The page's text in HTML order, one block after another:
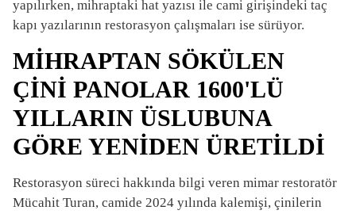
yapılırken, mihraptaki hat yazısı ile cami girişindeki taç
kapı yazılarının restorasyon çalışmaları ise sürüyor.
MİHRAPTAN SÖKÜLEN
ÇİNİ PANOLAR 1600'LÜ
YILLARIN ÜSLUBUNA
GÖRE YENİDEN ÜRETİLDİ
Restorasyon süreci hakkında bilgi veren mimar restoratör
Mücahit Turan, camide 2024 yılında kalemişi, çinilerin